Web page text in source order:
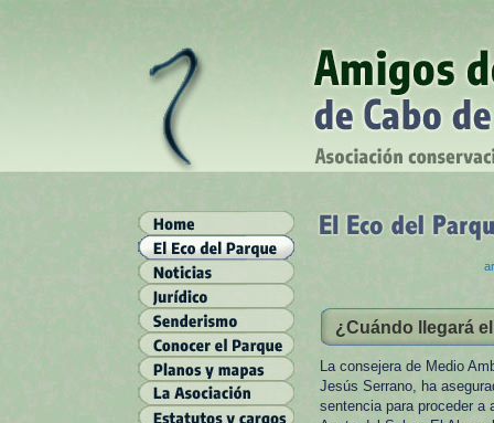
¿Cuándo llegará
La consejera de Medio
Jesús Serrano, ha
sentencia para proceder a